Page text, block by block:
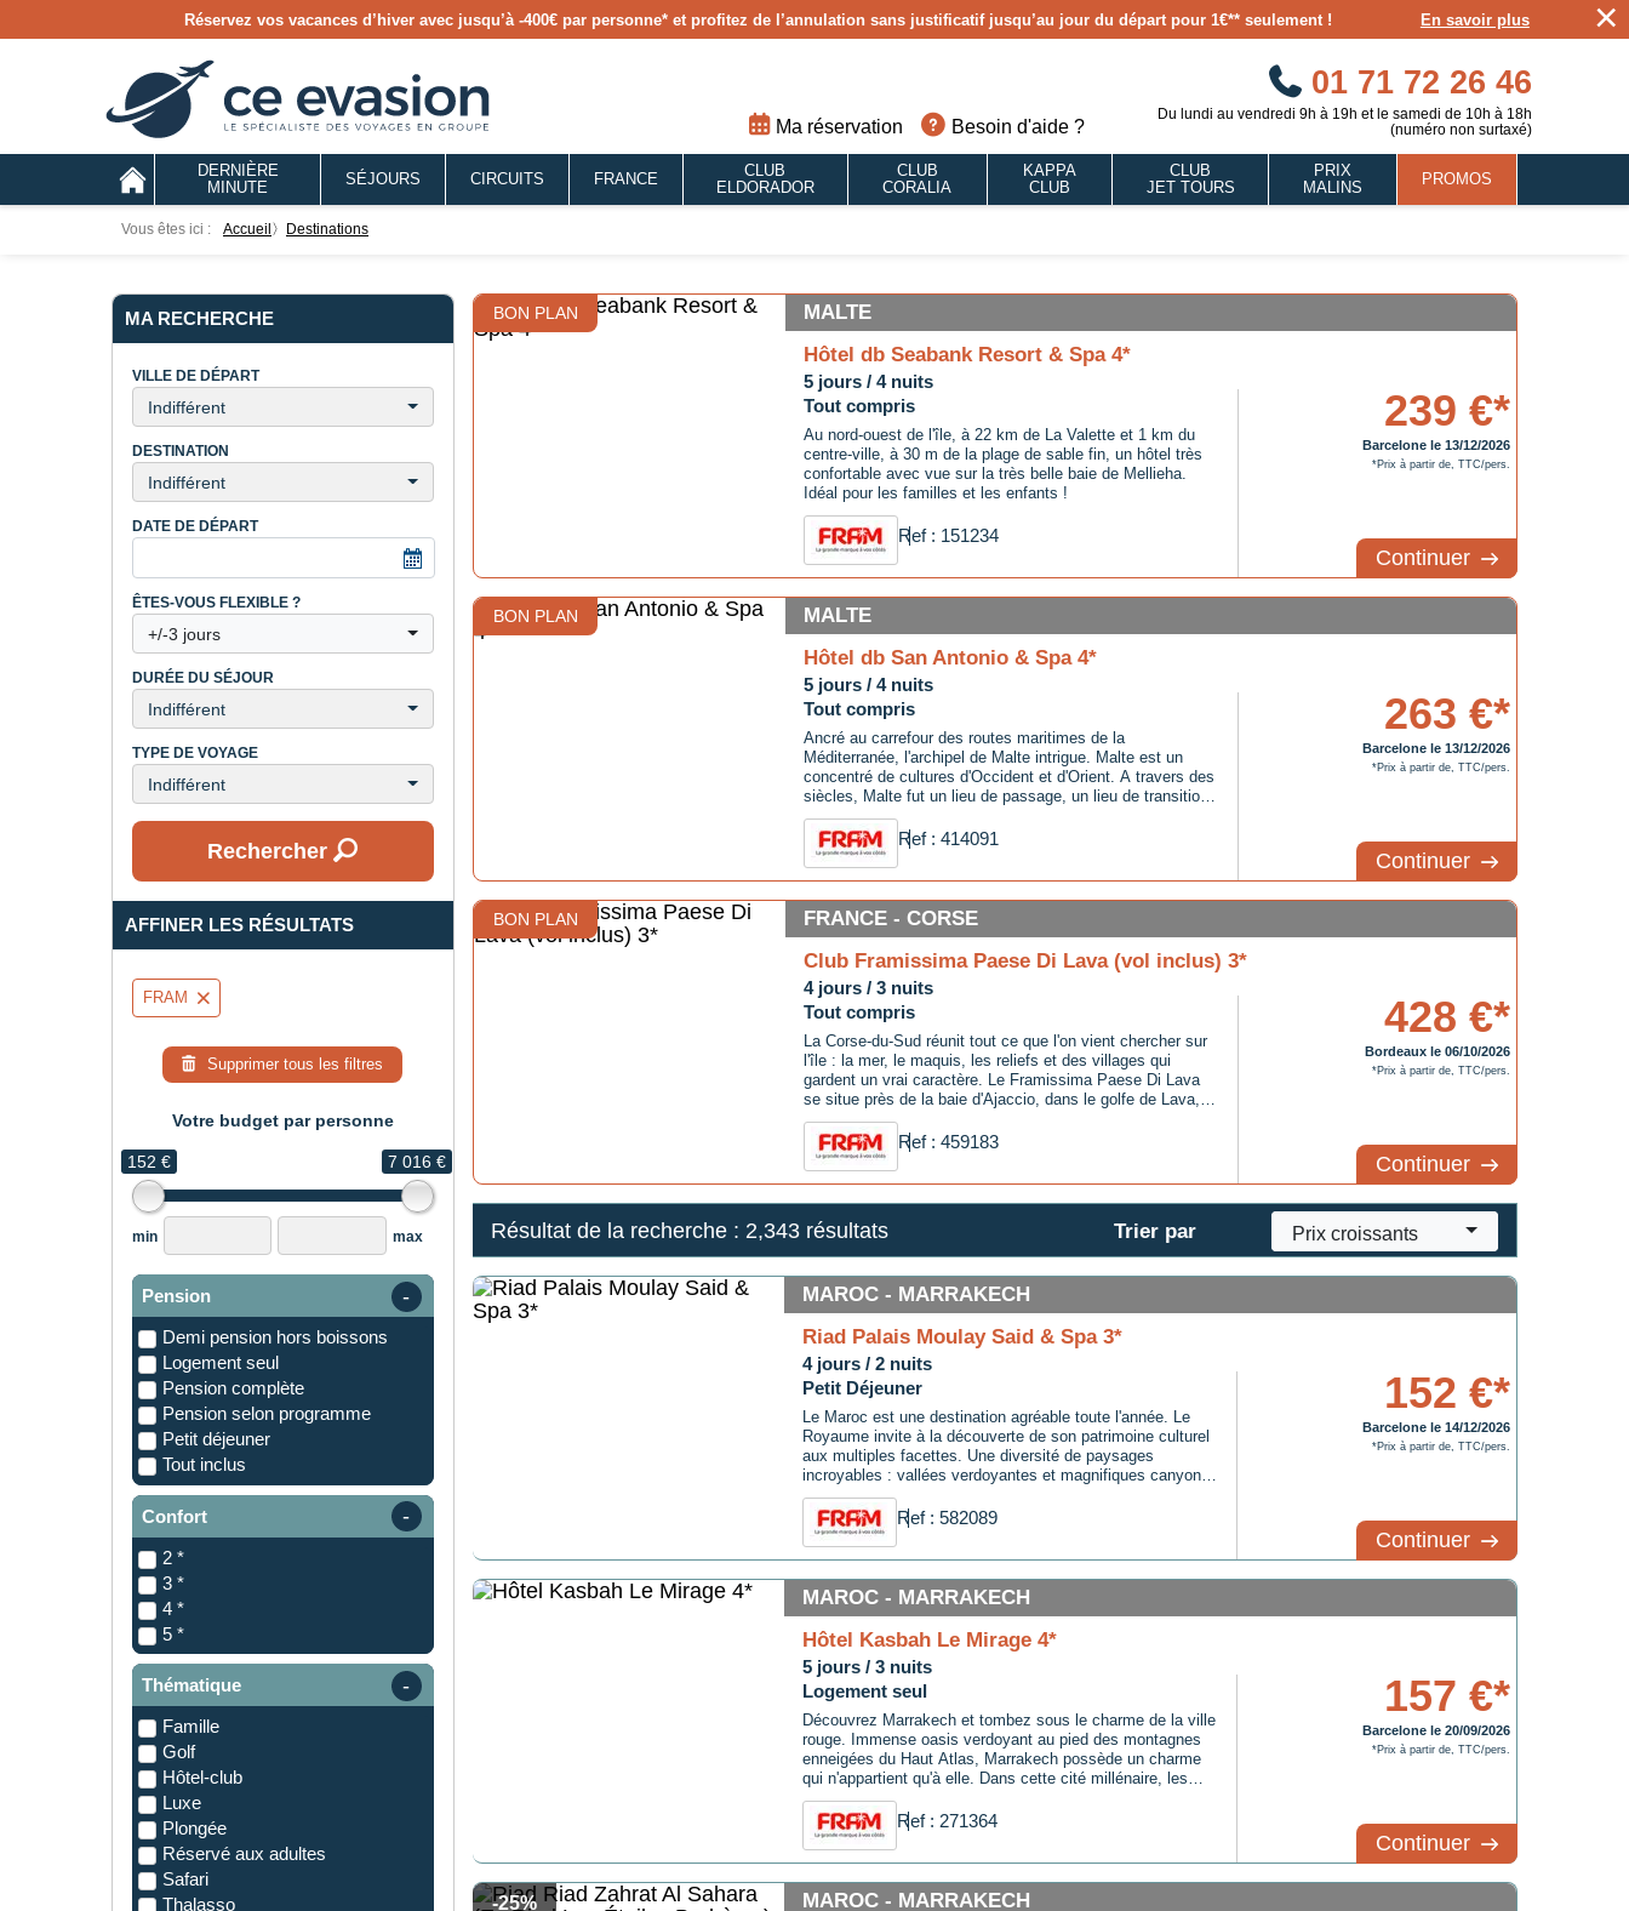
Réservez vos vacances d’hiver avec jusqu’à -400€ par personne* et profitez de l’annulation sans justificatif jusqu’au jour du départ pour 1€** seulement ! En savoir plus ×
Ma réservation Besoin d'aide ?
01 71 72 26 46
Du lundi au vendredi 9h à 19h et le samedi de 10h à 18h
(numéro non surtaxé)
DERNIÈRE
MINUTE
SÉJOURS CIRCUITS FRANCE
CLUB
ELDORADOR
CLUB
CORALIA
KAPPA
CLUB
CLUB
JET TOURS
PRIX
MALINS
PROMOS
Vous êtes ici : Accueil 〉 destinations
MA RECHERCHE
VILLE DE DÉPART
Indifférent
DESTINATION
Indifférent
DATE DE DÉPART
ÊTES-VOUS FLEXIBLE ?
+/-3 jours
DURÉE DU SÉJOUR
Indifférent
TYPE DE VOYAGE
Indifférent
Rechercher
AFFINER LES RÉSULTATS
FRAM
Supprimer tous les filtres
Votre budget par personne
152 € 7 016 €
min max
Pension
demi pension hors boissons
logement seul
pension complète
pension selon programme
petit déjeuner
tout inclus
Confort
2 *
3 *
4 *
5 *
Thématique
Famille
Golf
Hôtel-club
Luxe
Plongée
Réservé aux adultes
Safari
Thalasso
BON PLAN
MALTE
Hôtel db Seabank Resort & Spa 4*
5 jours / 4 nuits
Tout compris
Au nord-ouest de l'île, à 22 km de La Valette et 1 km du
centre-ville, à 30 m de la plage de sable fin, un hôtel très
confortable avec vue sur la très belle baie de Mellieha.
Idéal pour les familles et les enfants !
Ref : 151234
239 €*
Barcelone le 13/12/2026
*Prix à partir de, TTC/pers.
Continuer
BON PLAN
MALTE
Hôtel db San Antonio & Spa 4*
5 jours / 4 nuits
Tout compris
Ancré au carrefour des routes maritimes de la
Méditerranée, l'archipel de Malte intrigue. Malte est un
concentré de cultures d'Occident et d'Orient. A travers des
siècles, Malte fut un lieu de passage, un lieu de transition
entre deux continents, deux civilisations. Le mariage et
l'héritage de ces influences et de ces traditions font de cet
...
Ref : 414091
263 €*
Barcelone le 13/12/2026
*Prix à partir de, TTC/pers.
Continuer
BON PLAN
FRANCE - CORSE
Club Framissima Paese Di Lava (vol inclus) 3*
4 jours / 3 nuits
Tout compris
La Corse-du-Sud réunit tout ce que l'on vient chercher sur
l'île : la mer, le maquis, les reliefs et des villages qui
gardent un vrai caractère. Le Framissima Paese Di Lava
se situe près de la baie d'Ajaccio, dans le golfe de Lava,
au coeur d'un environnement naturel classé Natura 2000.
L'hôtel est installé sur une colline en bord de ...
Ref : 459183
428 €*
Bordeaux le 06/10/2026
*Prix à partir de, TTC/pers.
Continuer
Résultat de la recherche : 2,343 résultats Trier par Prix croissants
MAROC - MARRAKECH
Riad Palais Moulay Said & Spa 3*
4 jours / 2 nuits
Petit Déjeuner
Le Maroc est une destination agréable toute l'année. Le
Royaume invite à la découverte de son patrimoine culturel
aux multiples facettes. Une diversité de paysages
incroyables : vallées verdoyantes et magnifiques canyons
composent la région du Rif et la façade méditerranéenne,
tandis que la côte atlantique est marquée par une
succession de ...
Ref : 582089
152 €*
Barcelone le 14/12/2026
*Prix à partir de, TTC/pers.
Continuer
MAROC - MARRAKECH
Hôtel Kasbah Le Mirage 4*
5 jours / 3 nuits
Logement seul
Découvrez Marrakech et tombez sous le charme de la ville
rouge. Immense oasis verdoyant au pied des montagnes
enneigées du Haut Atlas, Marrakech possède un charme
qui n'appartient qu'à elle. Dans cette cité millénaire, les
traditions ont su rester bien vivantes, tant dans son
architecture que dans le mode de vie de ses habitants.
Grâce à la ...
Ref : 271364
157 €*
Barcelone le 20/09/2026
*Prix à partir de, TTC/pers.
Continuer
-25%
MAROC - MARRAKECH